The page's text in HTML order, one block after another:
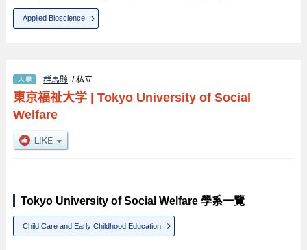
Applied Bioscience
群馬縣 / 私立
東京福祉大学| Tokyo University of Social
Welfare
Tokyo University of Social Welfare 學系一覽
Child Care and Early Childhood Education